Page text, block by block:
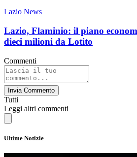
Lazio News
Lazio, Flaminio: il piano
dieci milioni da Lotito
Commenti
Invia Commento
Tutti
Leggi altri commenti
Ultime Notizie